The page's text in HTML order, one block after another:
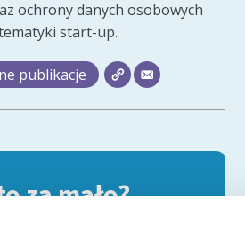
ochrony danych osobowych
start-up.
publikacje
za mało?